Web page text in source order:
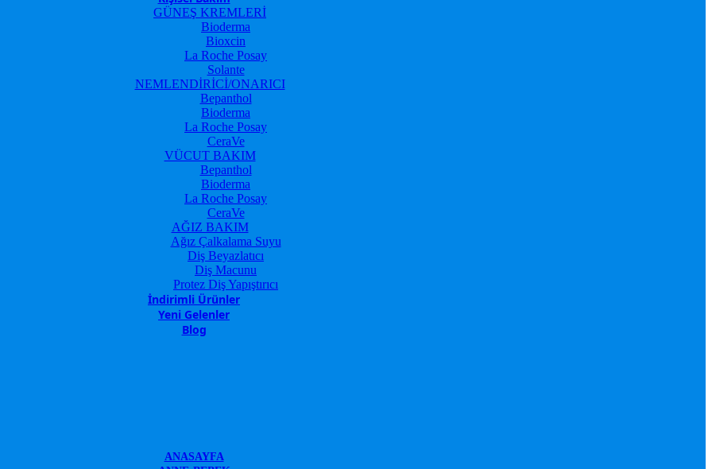
GÜNEŞ KREMLERİ
Bioderma
Bioxcin
La Roche Posay
Solante
NEMLENDİRİCİ/ONARICI
Bepanthol
Bioderma
La Roche Posay
CeraVe
VÜCUT BAKIM
Bepanthol
Bioderma
La Roche Posay
CeraVe
AĞIZ BAKIM
Ağız Çalkalama Suyu
Diş Beyazlatıcı
Diş Macunu
Protez Diş Yapıştırıcı
İndirimli Ürünler
Yeni Gelenler
Blog
ANASAYFA